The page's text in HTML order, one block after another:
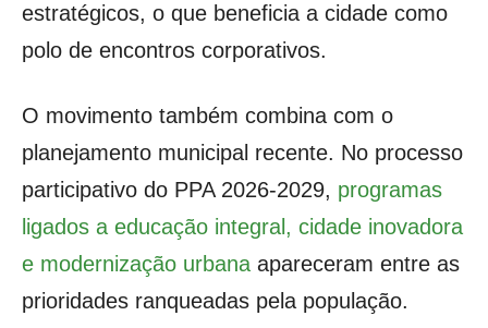
estratégicos, o que beneficia a cidade como
polo de encontros corporativos.
O movimento também combina com o
planejamento municipal recente. No processo
participativo do PPA 2026-2029, programas
ligados a educação integral, cidade inovadora
e modernização urbana apareceram entre as
prioridades ranqueadas pela população.